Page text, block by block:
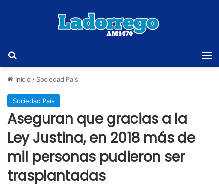
Inicio / Sociedad País
Sociedad País
Aseguran que gracias a la
Ley Justina, en 2018 más de
mil personas pudieron ser
trasplantadas